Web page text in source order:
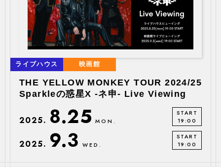
ライブハウス 映画館
THE YELLOW MONKEY TOUR 2024/25
Sparkleの惑星X -ネ申- Live Viewing
2025. 8.25 MON.
START
19:00
2025. 9.3 WED.
START
19:00